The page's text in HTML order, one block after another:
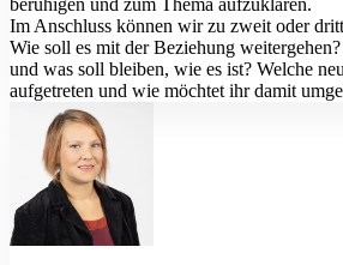
beruhigen und zum Thema aufzuklären.
Im Anschluss können wir zu zweit oder
Wie soll es mit der Beziehung
und was soll bleiben, wie es ist? Welche
aufgetreten und wie möchtet ihr damit